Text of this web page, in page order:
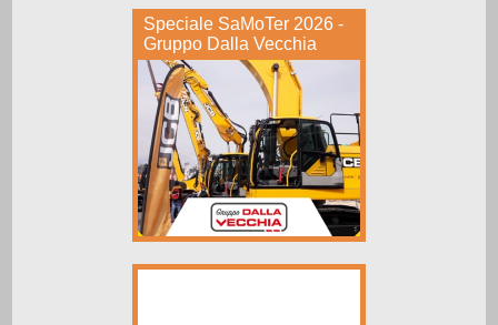
Speciale SaMoTer 2026 -
Gruppo Dalla Vecchia